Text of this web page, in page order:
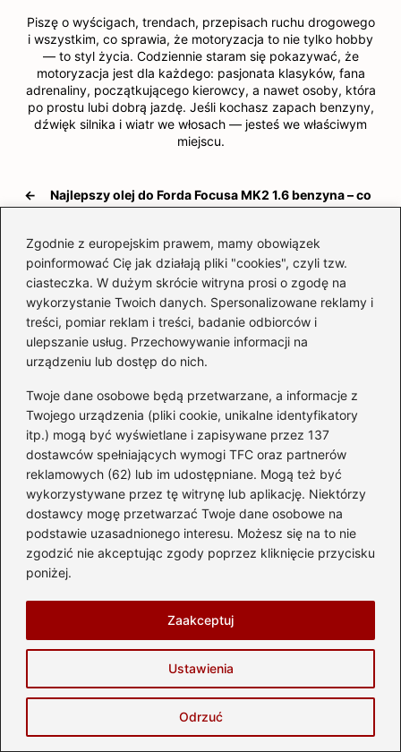
Zgodnie z europejskim prawem, mamy obowiązek
poinformować Cię jak działają pliki "cookies", czyli tzw.
ciasteczka. W dużym skrócie witryna prosi o zgodę na
wykorzystanie Twoich danych. Spersonalizowane reklamy i
treści, pomiar reklam i treści, badanie odbiorców i
ulepszanie usług. Przechowywanie informacji na
urządzeniu lub dostęp do nich.
Twoje dane osobowe będą przetwarzane, a informacje z
Twojego urządzenia (pliki cookie, unikalne identyfikatory
itp.) mogą być wyświetlane i zapisywane przez 137
dostawców spełniających wymogi TFC oraz partnerów
reklamowych (62) lub im udostępniane. Mogą też być
wykorzystywane przez tę witrynę lub aplikację. Niektórzy
dostawcy mogę przetwarzać Twoje dane osobowe na
podstawie uzasadnionego interesu. Możesz się na to nie
zgodzić nie akceptując zgody poprzez kliknięcie przycisku
poniżej.
Ustawienia
Odrzuć
Zaakceptuj
Piszę o wyścigach, trendach, przepisach ruchu drogowego
i wszystkim, co sprawia, że motoryzacja to nie tylko hobby
— to styl życia. Codziennie staram się pokazywać, że
motoryzacja jest dla każdego: pasjonata klasyków, fana
adrenaliny, początkującego kierowcy, a nawet osoby, która
po prostu lubi dobrą jazdę. Jeśli kochasz zapach benzyny,
dźwięk silnika i wiatr we włosach — jesteś we właściwym
miejscu.
←
Najlepszy olej do Forda Focusa MK2 1.6 benzyna – co
→
Czy będzie taxi 5? Oto, co wiemy o przyszłości
kultowego filmu
Dodaj komentarz
Twój adres email nie zostanie opublikowany.
Wymagane pola są oznaczone*
Komentarz*
Adres email*